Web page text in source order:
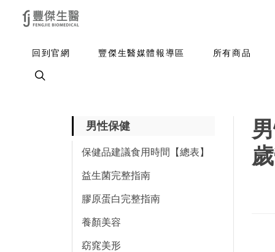
回到官網 豐傑生醫媒體報導區 所有商品
男性保健
保健品建議食用時間【總表】
益生菌完整指南
膠原蛋白完整指南
養顏美容
窈窕美形